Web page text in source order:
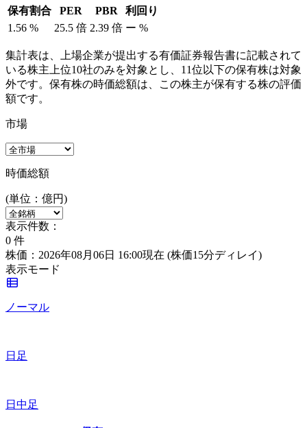
保有割合 PER PBR
利回り
1.56 % 25.5 倍 2.39 倍 ー %
集計表は、上場企業が提出する有価証券報告書に記載されて
いる株主上位10社のみを対象とし、11位以下の保有株は対象
外です。保有株の時価総額は、この株主が保有する株の評価
額です。
市場
時価総額
(単位：億円)
表示件数：
0 件
株価：2026年08月06日 16:00現在 (株価15分ディレイ)
表示モード
ノーマル
日足
日中足